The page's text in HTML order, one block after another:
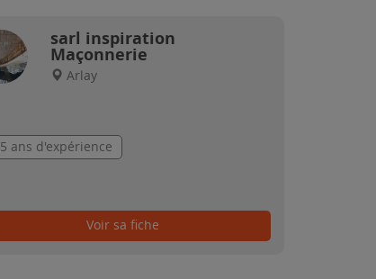
sarl inspiration
Maçonnerie
Arlay
5 ans d'expérience
Voir sa fiche